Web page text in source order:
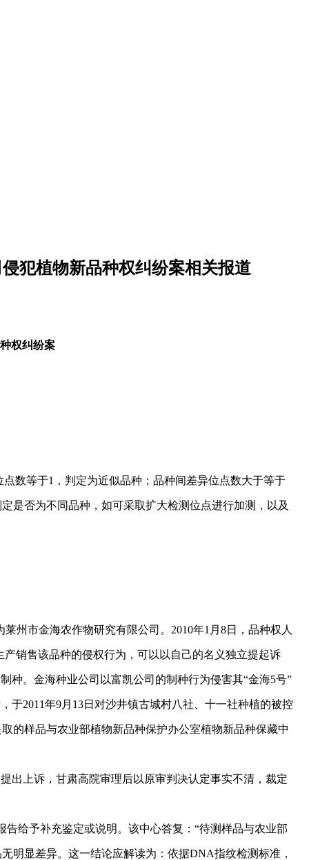
犯植物新品种权纠纷案相关报道
权纠纷案
数等于1，判定为近似品种；品种间差异位点数大于等于
是否为不同品种，如可采取扩大检测位点进行加测，以及
州市金海农作物研究有限公司。2010年1月8日，品种权人
销售该品种的侵权行为，可以以自己的名义独立提起诉
种。金海种业公司以富凯公司的制种行为侵害其“金海5号”
于2011年9月13日对沙井镇古城村八社、十一社种植的被控
的样品与农业部植物新品种保护办公室植物新品种保藏中
上诉，甘肃高院审理后以原审判决认定事实不清，裁定
给予补充鉴定或说明。该中心答复：“待测样品与农业部
明显差异。这一结论应解读为：依据DNA指纹检测标准，